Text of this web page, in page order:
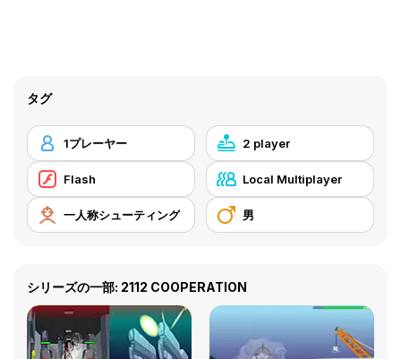
タグ
1プレーヤー 2 player
Flash Local Multiplayer
一人称シューティング 男
シリーズの一部: 2112 COOPERATION